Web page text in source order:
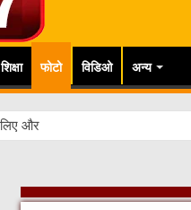
शिक्षा फोटो विडिओ अन्य